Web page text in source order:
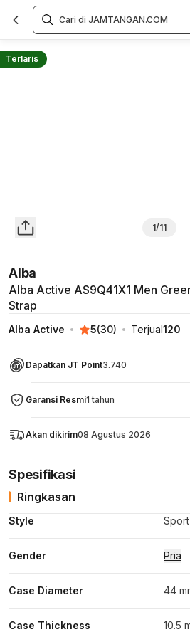
Terlaris
1/11
Alba
Alba Active AS9Q41X1 Men
Strap
Alba Active 5(30) Terjual120
Dapatkan JT Point3.740
Garansi Resmi1 tahun
Akan dikirim08 Agustus 2026
Overview
Spesifikasi
Ringkasan
Style Sport
Gender Pria
Case Diameter 44
Case Thickness 10.5